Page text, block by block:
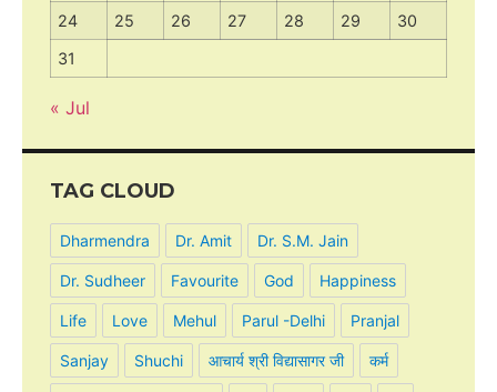
24
25 26 27 28 29
30
31
« Jul
TAG CLOUD
Dharmendra Dr. Amit Dr. S.M. Jain
Dr. Sudheer Favourite God Happiness
Life Love Mehul Parul -Delhi Pranjal
Sanjay Shuchi आचार्य श्री विद्यासागर जी कर्म